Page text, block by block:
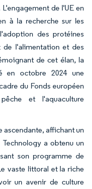
de l'UE en
à la recherche sur les
des protéines
de l'alimentation et des
de cet élan, la
en octobre 2024 une
du Fonds européen
et l'aquaculture
ascendante, affichant un
a obtenu un
son programme de
vaste littoral et la riche
un avenir de culture